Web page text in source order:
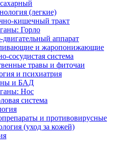
(легкие)
кишечный тракт
Горло
аппарат
и жаропонижающие
сосудистая система
травы и фиточаи
и психиатрия
и БАД
Нос
система
и противовирусные
(уход за кожей)